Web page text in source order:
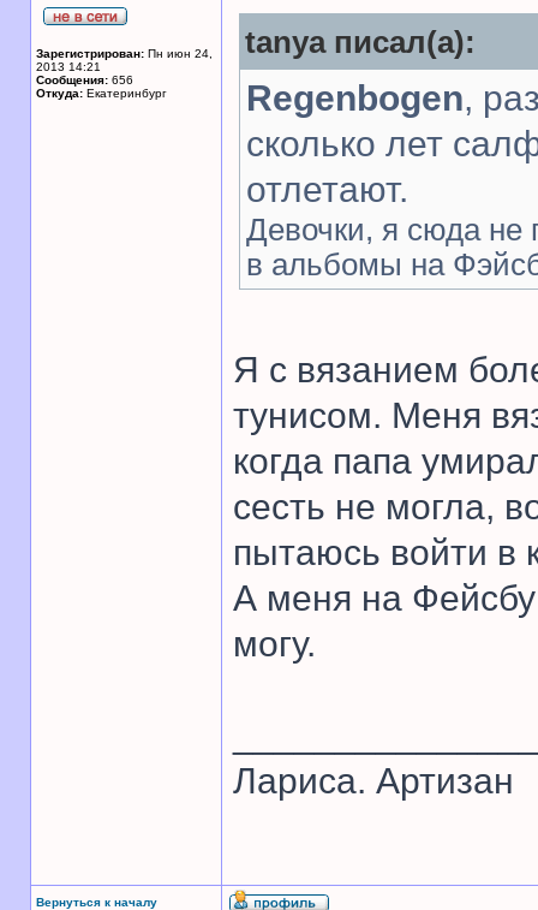
Зарегистрирован: Пн июн 24,
2013 14:21
Сообщения: 656
Откуда: Екатеринбург
tanya писал(а):
Regenbogen,
сколько лет
отлетают.
Девочки, я сюда не
в альбомы на
Я с вязанием
тунисом. Меня
когда папа
сесть не могла,
пытаюсь войти в
А меня на
могу.
Лариса. Артизан
Вернуться к началу